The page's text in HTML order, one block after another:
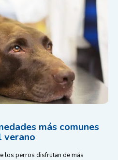
más comunes
verano
los perros disfrutan de más